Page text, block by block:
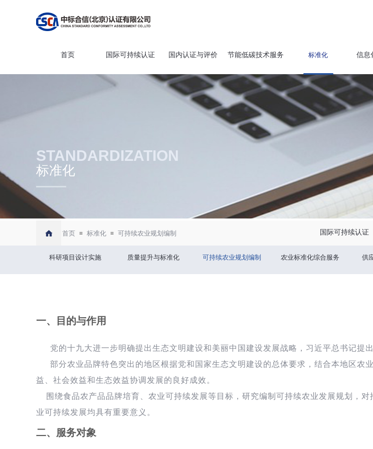
首页 国际可持续认证 国内认证与评价 节能低碳技术服务 标准化 信息
标准化
STANDARDIZATION
国际可持续认证
首页 ≡ 标准化 ≡ 可持续农业规划编制
科研项目设计实施 质量提升与标准化 可持续农业规划编制 农业标准化综合服务 供
一、目的与作用
党的十九大进一步明确提出生态文明建设和美丽中国建设发展战略，习近平总书记提
部分农业品牌特色突出的地区根据党和国家生态文明建设的总体要求，结合本地区农
益、社会效益和生态效益协调发展的良好成效 。
围绕食品农产品品牌培育、农业可持续发展等目标，研究编制可持续农业发展规划，
业可持续发展均具有重要意义。
二、服务对象